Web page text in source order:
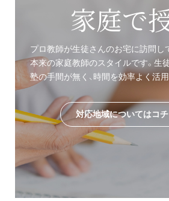
家庭で
プロ教師が生徒さんのお宅に訪問し
本来の家庭教師のスタイルです。生
塾の手間が無く、時間を効率よく活
対応地域についてはコ